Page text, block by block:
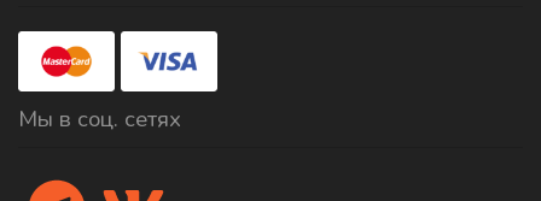
Мы в соц. сетях